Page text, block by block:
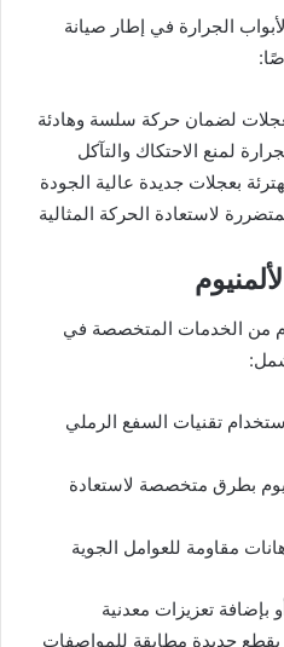
الجرارة في إطار صيانة
لضمان حركة سلسة وهادئة
لمنع الاحتكاك والتآكل
بعجلات جديدة عالية الجودة
لاستعادة الحركة المثالية
من الخدمات المتخصصة في
تقنيات السفع الرملي
بطرق متخصصة لاستعادة
مقاومة للعوامل الجوية
بإضافة تعزيزات معدنية
بقطع جديدة مطابقة للمواصفات